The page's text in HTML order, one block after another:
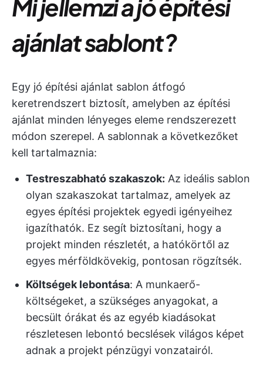
Mi jellemzi a jó építési
ajánlat sablont?
Egy jó építési ajánlat sablon átfogó
keretrendszert biztosít, amelyben az építési
ajánlat minden lényeges eleme rendszerezett
módon szerepel. A sablonnak a következőket
kell tartalmaznia:
Testreszabható szakaszok: Az ideális sablon
olyan szakaszokat tartalmaz, amelyek az
egyes építési projektek egyedi igényeihez
igazíthatók. Ez segít biztosítani, hogy a
projekt minden részletét, a hatókörtől az
egyes mérföldkövekig, pontosan rögzítsék.
Költségek lebontása: A munkaerő-
költségeket, a szükséges anyagokat, a
becsült órákat és az egyéb kiadásokat
részletesen lebontó becslések világos képet
adnak a projekt pénzügyi vonzatairól.